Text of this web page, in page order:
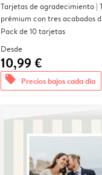
Tarjetas de agradecimiento |
prémium con tres acabados
Pack de 10 tarjetas
Desde
10,99 €
offers Precios bajos cada día